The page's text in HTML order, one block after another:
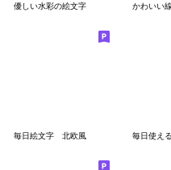
優しい水彩の絵文字
毎日絵文字 北欧風